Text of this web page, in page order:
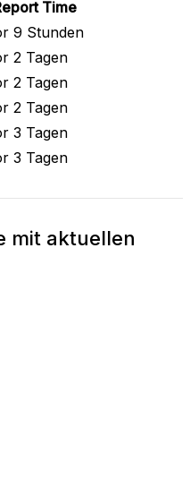
Time
9 Stunden
2 Tagen
2 Tagen
2 Tagen
3 Tagen
3 Tagen
mit aktuellen